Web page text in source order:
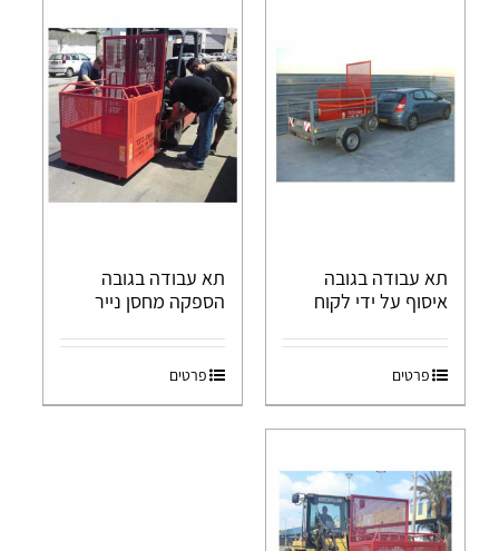
תא עבודה בגובה
איסוף על ידי לקוח
פרטים
תא עבודה בגובה
הספקה מחסן נייר
פרטים